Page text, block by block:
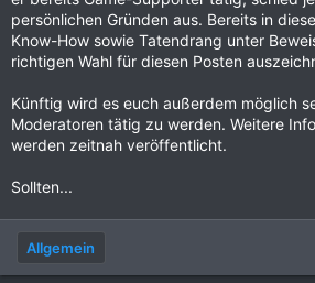
persönlichen Gründen aus. Bereits in
Know-How sowie Tatendrang unter
richtigen Wahl für diesen Posten
Künftig wird es euch außerdem möglich
Moderatoren tätig zu werden. Weitere
werden zeitnah veröffentlicht.
Sollten...
Allgemein